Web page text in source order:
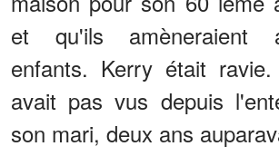
et qu'ils amèneraient
enfants. Kerry était
avait pas vus depuis
son mari, deux ans